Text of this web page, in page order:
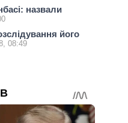
назвали
його
08:49